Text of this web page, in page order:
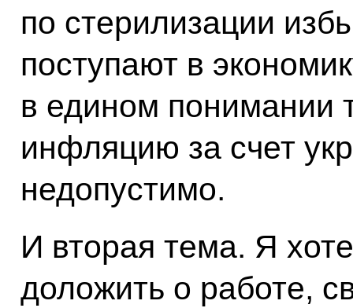
по стерилизации
поступают в
в едином понимании
инфляцию за счет
недопустимо.
И вторая тема. Я
доложить о работе,